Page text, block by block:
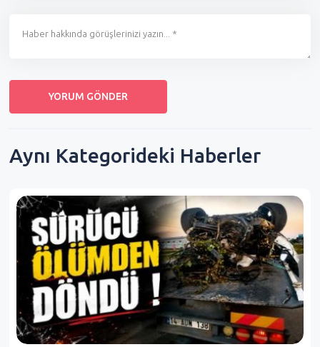
Aynı Kategorideki Haberler